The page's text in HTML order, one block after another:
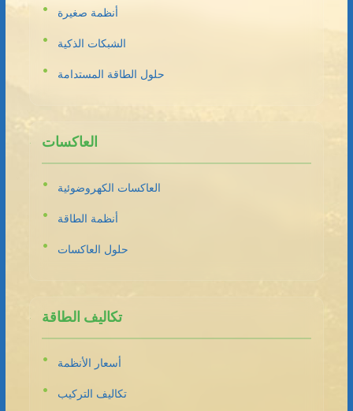
أنظمة صغيرة
الشبكات الذكية
حلول الطاقة المستدامة
العاكسات
العاكسات الكهروضوئية
أنظمة الطاقة
حلول العاكسات
تكاليف الطاقة
أسعار الأنظمة
تكاليف التركيب